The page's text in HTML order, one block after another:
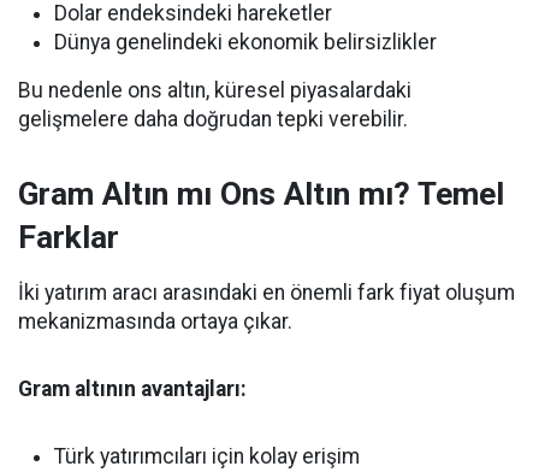
Dolar endeksindeki hareketler
Dünya genelindeki ekonomik belirsizlikler
Bu nedenle ons altın, küresel piyasalardaki
gelişmelere daha doğrudan tepki verebilir.
Gram Altın mı Ons Altın mı? Temel
Farklar
İki yatırım aracı arasındaki en önemli fark fiyat oluşum
mekanizmasında ortaya çıkar.
Gram altının avantajları:
Türk yatırımcıları için kolay erişim